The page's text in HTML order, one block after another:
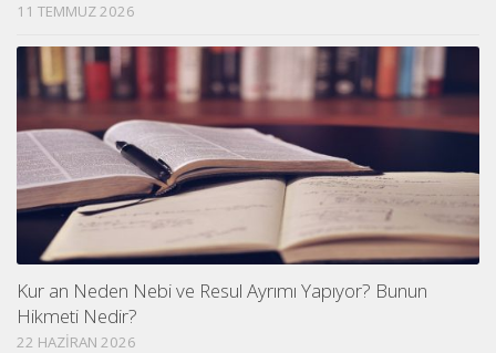
11 TEMMUZ 2026
Kur an Neden Nebi ve Resul Ayrımı Yapıyor? Bunun
Hikmeti Nedir?
22 HAZIRAN 2026